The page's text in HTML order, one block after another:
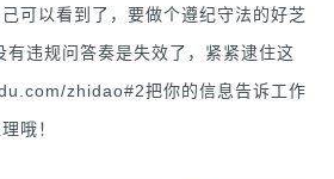
可以看到了，要做个遵纪守法的好芝
有违规问答奏是失效了，紧紧逮住这
zhidao#2把你的信息告诉工作
哦！